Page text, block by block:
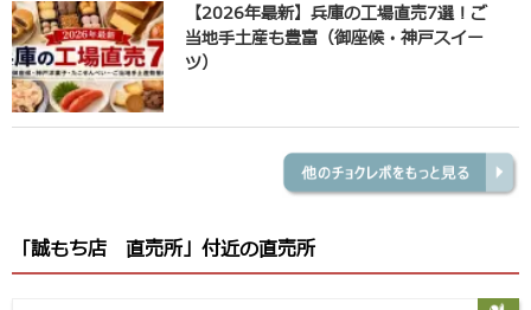
【2026年最新】兵庫の工場直売7選！ご
当地手土産も豊富（御座候・神戸スイー
ツ）
「誠もち店 直売所」付近の直売所